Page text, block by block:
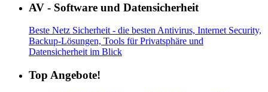
AV - Software und Datensicherheit
Beste Netz Sicherheit - die besten Antivirus, Internet Security,
Backup-Lösungen, Tools für Privatsphäre und
Datensicherheit im Blick
Top Angebote!